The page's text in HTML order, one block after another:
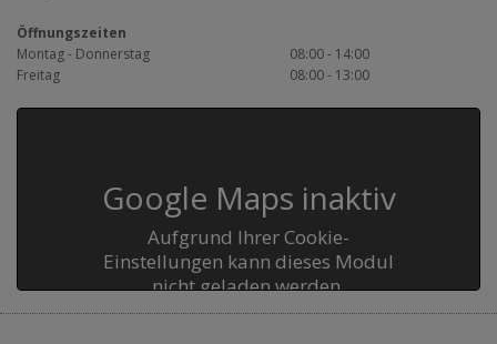
Öffnungszeiten
Montag - Donnerstag
Freitag
08:00 - 14:00
08:00 - 13:00
Google Maps inaktiv
Aufgrund Ihrer Cookie-
Einstellungen kann dieses Modul
nicht geladen werden.
Wenn Sie dieses Modul sehen